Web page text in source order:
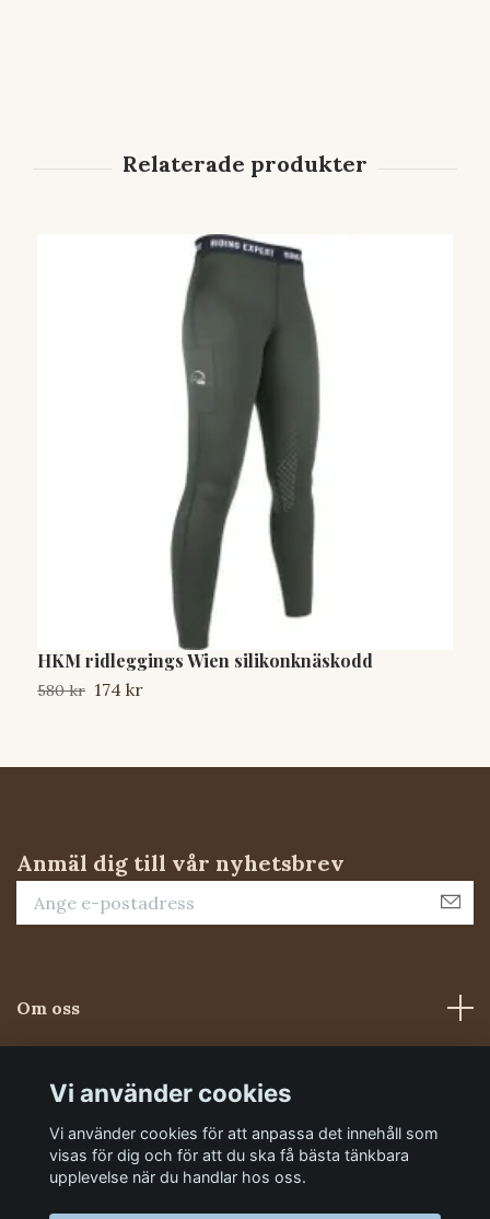
HKM ridleggings Wien silikonknäskodd
580 kr 174 kr
Anmäl dig till vår nyhetsbrev
Om oss
Sociala medier
Vi använder cookies
Vi använder cookies för att anpassa det innehåll som
visas för dig och för att du ska få bästa tänkbara
upplevelse när du handlar hos oss.